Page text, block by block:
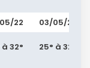
22
32°
03/05/22
25° à 32°